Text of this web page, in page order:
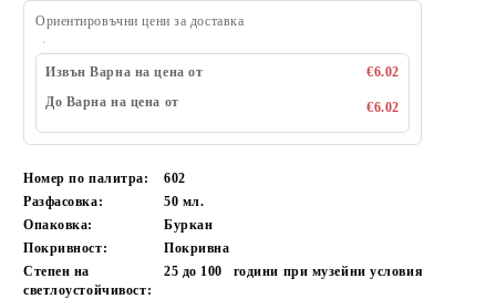
Ориентировъчни цени за доставка
Извън Варна на цена от
€6.02
До Варна на цена от
€6.02
Номер по палитра:
602
Разфасовка:
50 мл.
Опаковка:
Буркан
Покривност:
Покривна
Степен на
светлоустойчивост:
25 до 100 години при музейни условия